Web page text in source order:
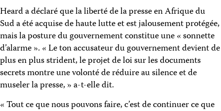
Heard a déclaré que la liberté de la presse en Afrique du
Sud a été acquise de haute lutte et est jalousement protégée,
mais la posture du gouvernement constitue une « sonnette
d’alarme ». « Le ton accusateur du gouvernement devient de
plus en plus strident, le projet de loi sur les documents
secrets montre une volonté de réduire au silence et de
museler la presse, » a-t-elle dit.
« Tout ce que nous pouvons faire, c’est de continuer ce que